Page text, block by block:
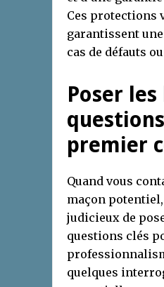
Ces protections
garantissent
cas de défauts
Poser
premier
Quand vous
maçon
judicieux de
questions clés
quelques